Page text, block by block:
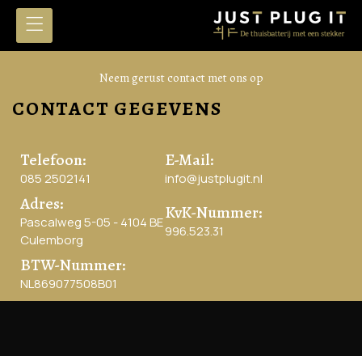
Neem gerust contact met ons op
CONTACT GEGEVENS
Telefoon:
085 2502141
E-Mail:
info@justplugit.nl
Adres:
Pascalweg 5-05 - 4104 BE
Culemborg
KvK-Nummer:
996.523.31
BTW-Nummer:
NL869077508B01